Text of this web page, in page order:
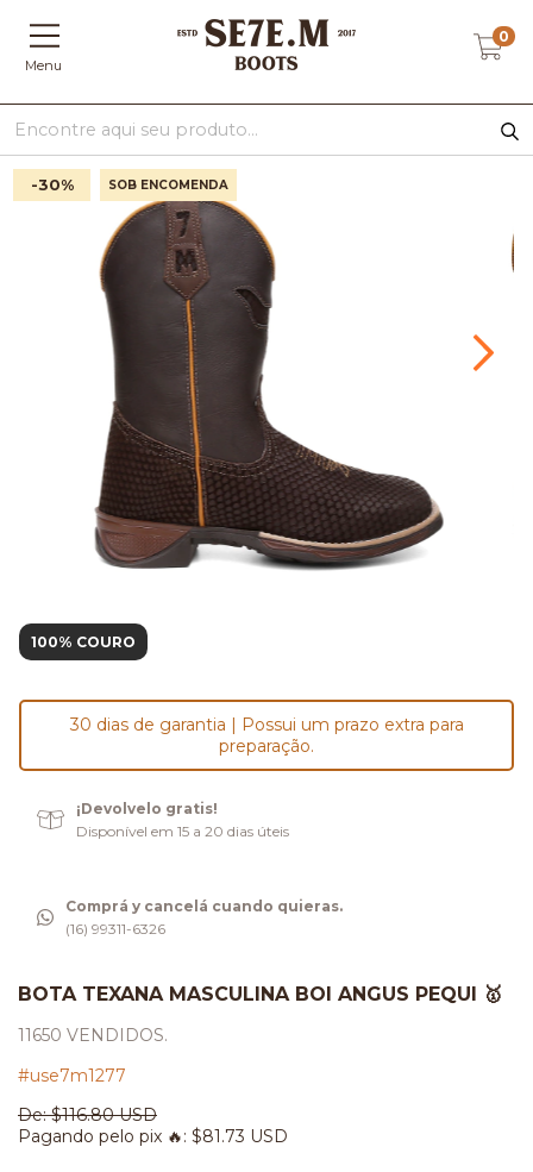
Menu
0
-30% SOB ENCOMENDA
100% COURO
30 dias de garantia | Possui um prazo extra para
preparação.
¡Devolvelo gratis!
Disponível em 15 a 20 dias úteis
Comprá y cancelá cuando quieras.
(16) 99311-6326
BOTA TEXANA MASCULINA BOI ANGUS PEQUI 🥇
11650 VENDIDOS.
#use7m1277
De:$116.80 USD
Pagando pelo pix 🔥: $81.73 USD